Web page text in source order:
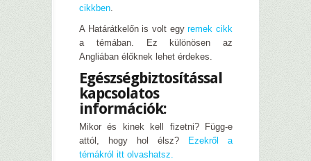
cikkben.
A Határátkelőn is volt egyremek cikk
a témában. Ez különösen az
Angliában élőknek lehet érdekes.
Egészségbiztosítással
kapcsolatos
információk:
Mikor és kinek kell fizetni? Függ-e
attól, hogy hol élsz?
Ezekről a
témákról itt olvashatsz.